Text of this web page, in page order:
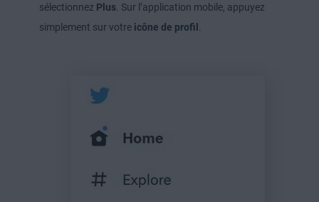
sélectionnez Plus . Sur l’application mobile, appuyez
simplement sur votre icône de profil